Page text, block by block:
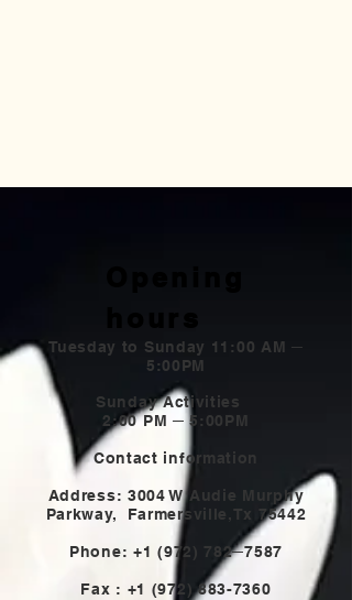
Tuesday to Sunday 11:00 AM ─
5:00PM
Sunday Activities
2:00 PM ─ 5:00PM
Contact information
Address: 3004 W Audie Murphy
Parkway, Farmersville,Tx 75442
Phone: +1 (972) 782─7587
Fax : +1 (972) 883-7360